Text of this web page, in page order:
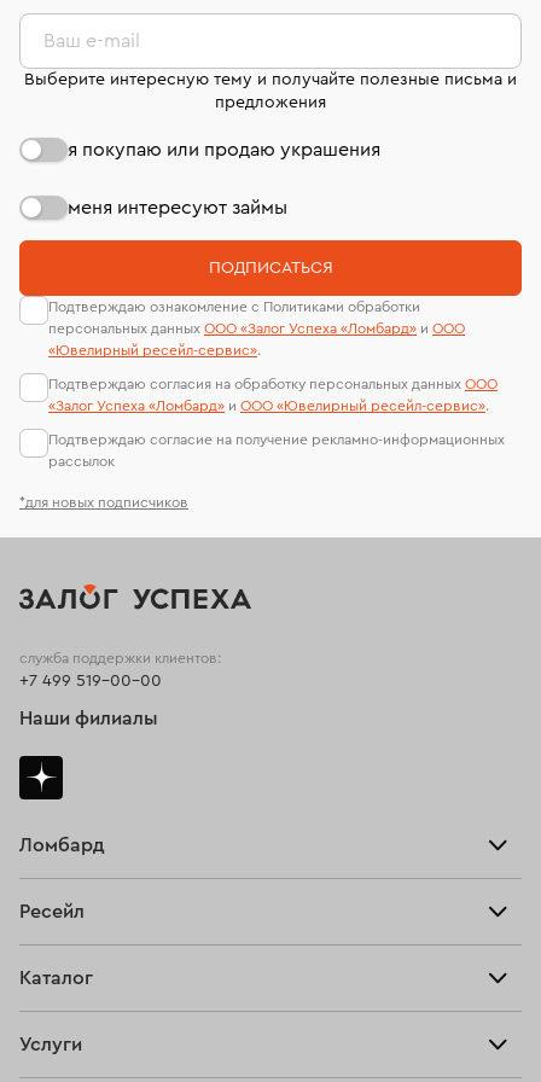
комиссионных украшений и часов смотрите на
странице«Возврат украшений»
лабораторий
*для новых подписчиков
Ваш e-mail
Выберите интересную тему и получайте полезные письма и
предложения
я покупаю или продаю украшения
меня интересуют займы
ПОДПИСАТЬСЯ
Подтверждаю ознакомление с Политиками обработки
персональных данных ООО «Залог Успеха «Ломбард» и ООО
«Ювелирный ресейл-сервиc».
Подтверждаю согласия на обработку персональных данных ООО
«Залог Успеха «Ломбард» и ООО «Ювелирный ресейл-сервиc».
Подтверждаю согласие на получение рекламно-информационных
рассылок
Ломбард
Тарифы
Ресейл
Купить
Каталог
Услуги
служба поддержки клиентов:
+7 499 519-00-00
Наши филиалы